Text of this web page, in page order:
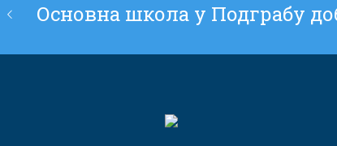
Основна школа у Подграбу